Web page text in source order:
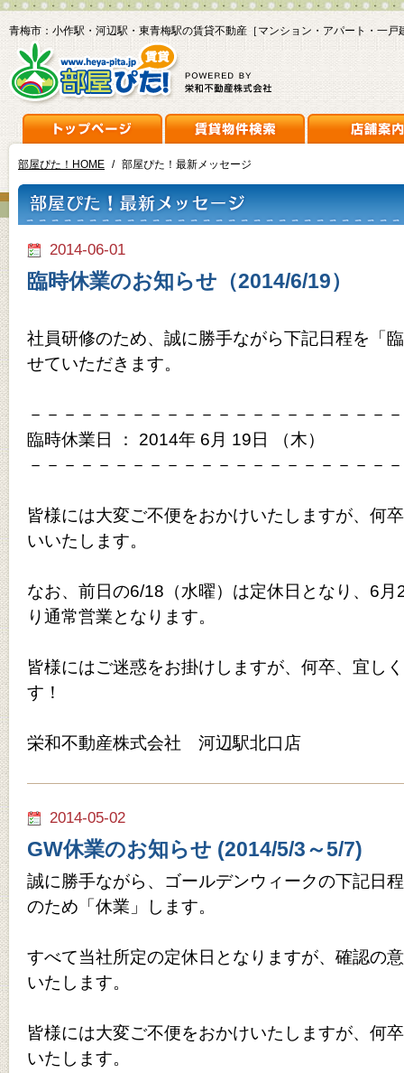
青梅市：小作駅・河辺駅・東青梅駅の賃貸不動産［マンション・アパート・一戸
部屋ぴた！HOME / 部屋ぴた！最新メッセージ
2014-06-01
臨時休業のお知らせ（2014/6/19）
社員研修のため、誠に勝手ながら下記日程を「
せていただきます。
－－－－－－－－－－－－－－－－－－－－－－
臨時休業日 ： 2014年 6月 19日 （木）
－－－－－－－－－－－－－－－－－－－－－－
皆様には大変ご不便をおかけいたしますが、何
いいたします。
なお、前日の6/18（水曜）は定休日となり、6月
り通常営業となります。
皆様にはご迷惑をお掛けしますが、何卒、宜し
す！
栄和不動産株式会社 河辺駅北口店
2014-05-02
GW休業のお知らせ (2014/5/3～5/7)
誠に勝手ながら、ゴールデンウィークの下記日
のため「休業」します。
すべて当社所定の定休日となりますが、確認の
いたします。
皆様には大変ご不便をおかけいたしますが、何
いたします。